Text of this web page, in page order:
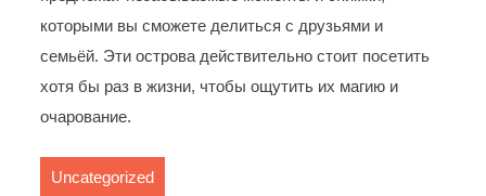
которыми вы сможете делиться с друзьями и
семьёй. Эти острова действительно стоит посетить
хотя бы раз в жизни, чтобы ощутить их магию и
очарование.
Uncategorized